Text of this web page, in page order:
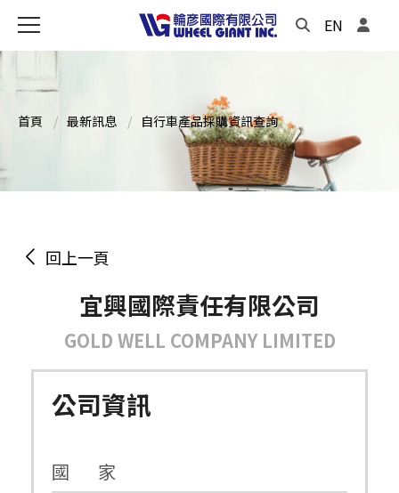
EN
首頁 最新訊息 自行車產品採購資訊查詢
回上一頁
宜興國際責任有限公司
GOLD WELL COMPANY LIMITED
公司資訊
國 家